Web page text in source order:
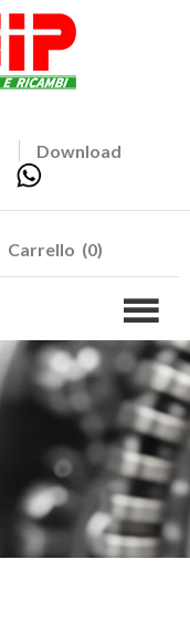
Download
Carrello (0)